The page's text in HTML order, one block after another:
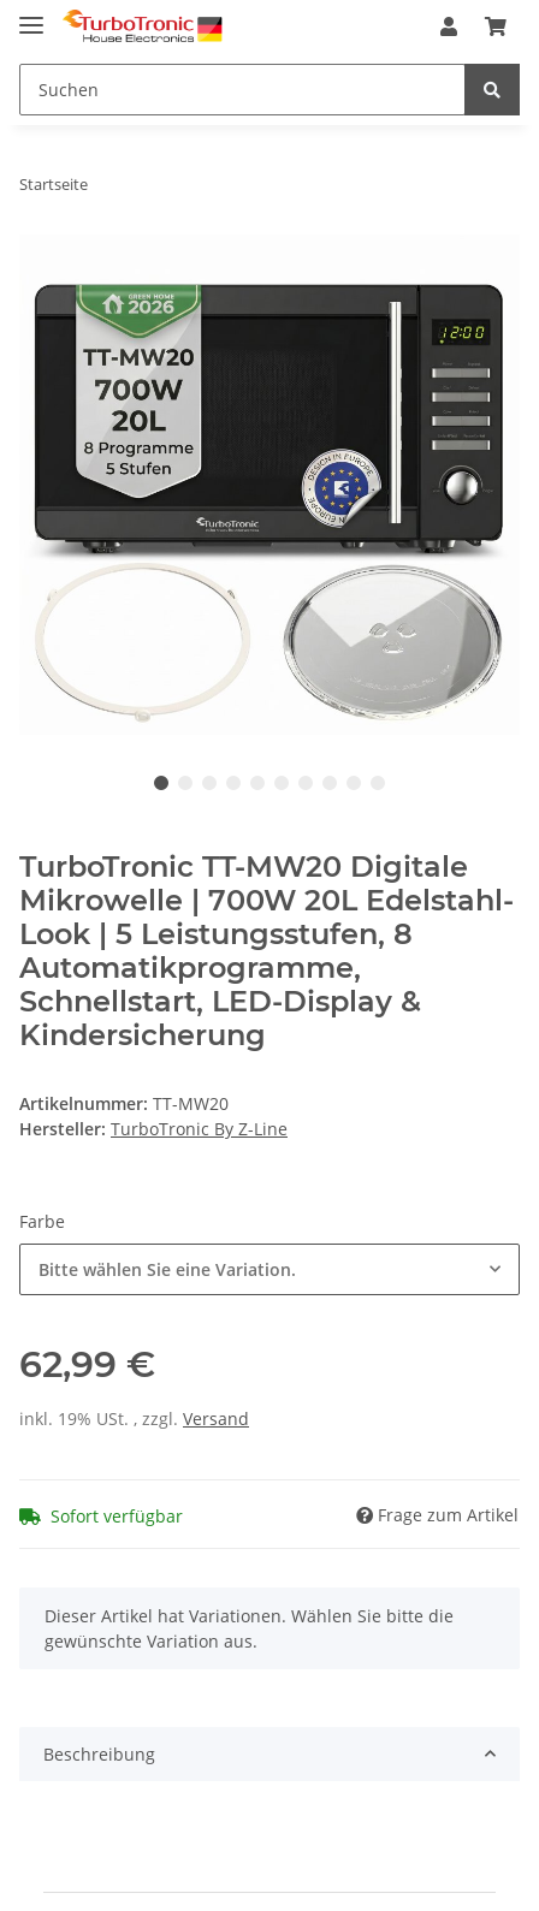
Startseite
TurboTronic TT-MW20 Digitale
Mikrowelle | 700W 20L Edelstahl-
Look | 5 Leistungsstufen, 8
Automatikprogramme,
Schnellstart, LED-Display &
Kindersicherung
Artikelnummer: TT-MW20
Hersteller: TurboTronic By Z-Line
Farbe
Bitte wählen Sie eine Variation.
62,99 €
inkl. 19% USt. , zzgl. Versand
Sofort verfügbar Frage zum Artikel
x
Dieser Artikel hat Variationen. Wählen Sie bitte die
gewünschte Variation aus.
Beschreibung